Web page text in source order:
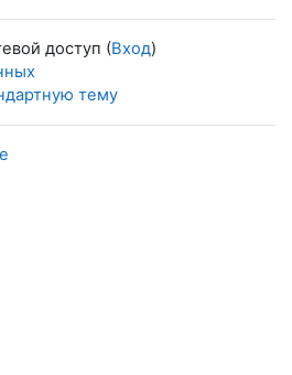
доступ (Вход)
тему